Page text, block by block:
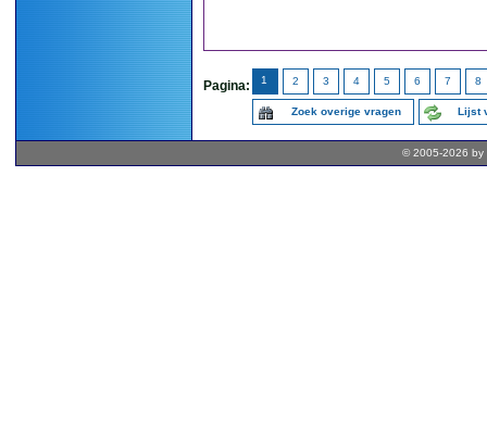
Pagina: 1 2 3 4 5 6 7 8
Zoek overige vragen Lijst
© 2005-2026 by